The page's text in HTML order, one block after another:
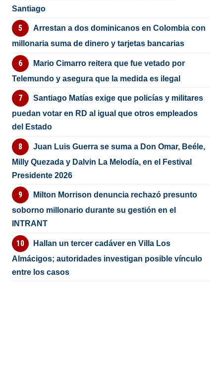
Santiago
Arrestan a dos dominicanos en Colombia con
millonaria suma de dinero y tarjetas bancarias
Mario Cimarro reitera que fue vetado por
Telemundo y asegura que la medida es ilegal
Santiago Matías exige que policías y militares
puedan votar en RD al igual que otros empleados
del Estado
Juan Luis Guerra se suma a Don Omar, Beéle,
Milly Quezada y Dalvin La Melodía, en el Festival
Presidente 2026
Milton Morrison denuncia rechazó presunto
soborno millonario durante su gestión en el
INTRANT
Hallan un tercer cadáver en Villa Los
Almácigos; autoridades investigan posible vínculo
entre los casos